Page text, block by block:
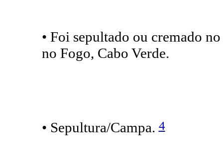
• Foi sepultado ou cremado
no Fogo, Cabo Verde.
• Sepultura/Campa.4